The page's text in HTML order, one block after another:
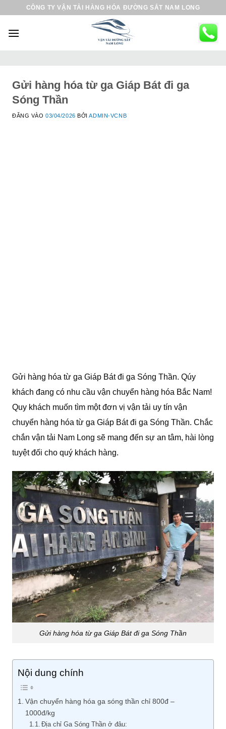
CÔNG TY VẬN TẢI HÀNG HÓA ĐƯỜNG SẮT NAM LONG
Gửi hàng hóa từ ga Giáp Bát đi ga
Sóng Thần
ĐĂNG VÀO03/04/2026 BỞIADMIN-VCNB
Gửi hàng hóa từ ga Giáp Bát đi ga Sóng Thần. Qúy
khách đang có nhu cầu vận chuyển hàng hóa Bắc Nam!
Quy khách muốn tìm một đơn vị vận tải uy tín vận
chuyển hàng hóa từ ga Giáp Bát đi ga Sóng Thần. Chắc
chắn vận tải Nam Long sẽ mang đến sự an tâm, hài lòng
tuyệt đối cho quý khách hàng.
Gửi hàng hóa từ ga Giáp Bát đi ga Sóng Thần
Nội dung chính
Vận chuyển hàng hóa ga sóng thần chỉ 800đ –
1000đ/kg
Địa chỉ Ga Sóng Thần ở đâu: